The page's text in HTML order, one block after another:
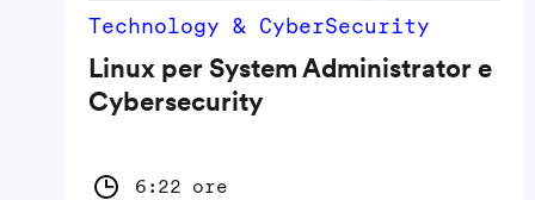
Technology & CyberSecurity
Linux per System Administrator e
Cybersecurity
6:22 ore